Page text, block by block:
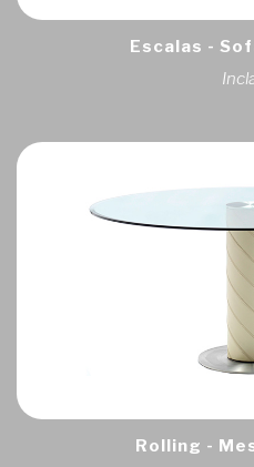
Escalas -
Rolling -